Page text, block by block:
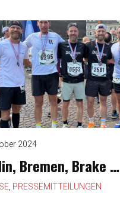
2024
Bremen, Brake …
PRESSEMITTEILUNGEN